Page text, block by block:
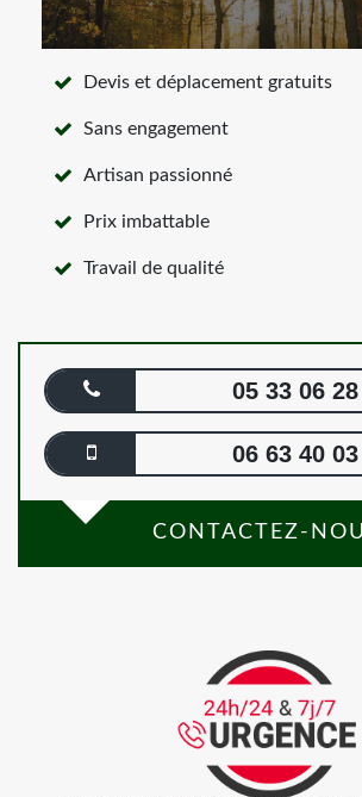
Devis et déplacement gratuits
Sans engagement
Artisan passionné
Prix imbattable
Travail de qualité
05 33 06
06 63 40
CONTACTEZ-